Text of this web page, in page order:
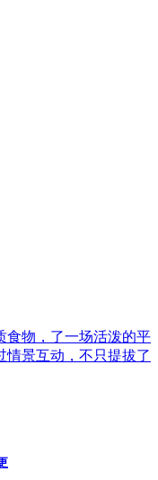
食物，了一场活泼的平
情景互动，不只提拔了